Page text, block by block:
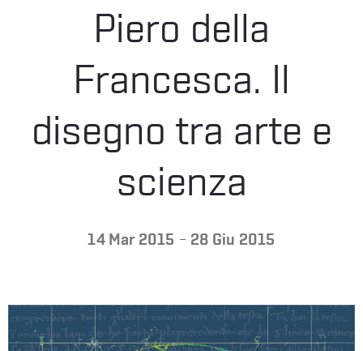
FONDAZIONE
Piero della
Francesca. Il
disegno tra arte e
scienza
14 Mar 2015 - 28 Giu 2015